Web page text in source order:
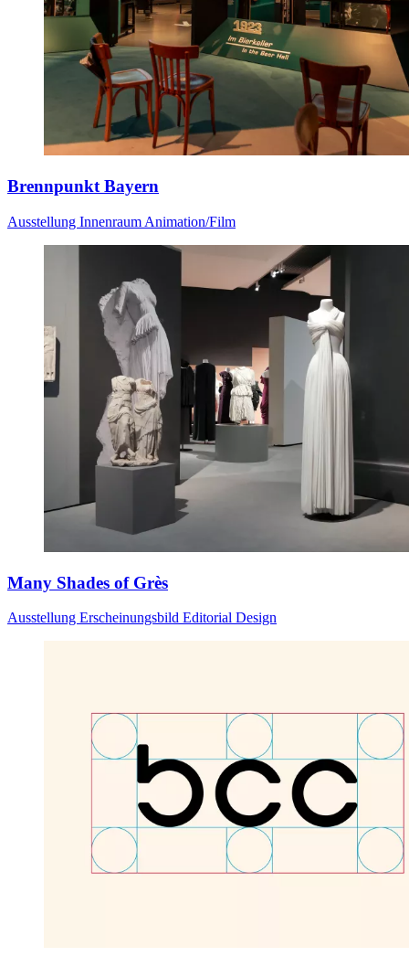
Brennpunkt Bayern
Ausstellung Innenraum Animation/Film
Many Shades of Grès
Ausstellung Erscheinungsbild Editorial Design